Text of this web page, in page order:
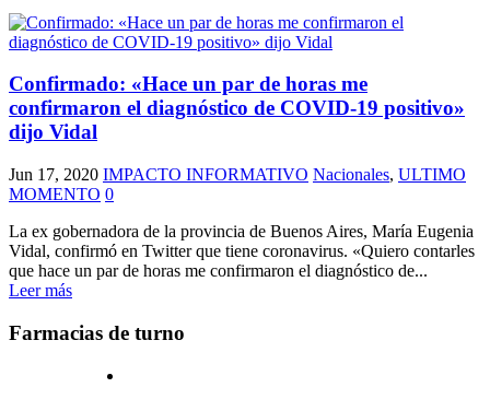
Confirmado: «Hace un par de horas me
confirmaron el diagnóstico de COVID-19 positivo»
dijo Vidal
Jun 17, 2020 IMPACTO INFORMATIVO Nacionales, ULTIMO
MOMENTO 0
La ex gobernadora de la provincia de Buenos Aires, María Eugenia
Vidal, confirmó en Twitter que tiene coronavirus. «Quiero contarles
que hace un par de horas me confirmaron el diagnóstico de...
Leer más
Farmacias de turno